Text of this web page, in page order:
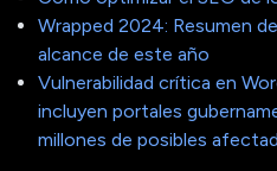
Wrapped 2024: Resumen
alcance de este año
Vulnerabilidad crítica en
incluyen portales
millones de posibles